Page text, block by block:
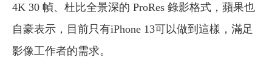
4K 30 幀、杜比全景深的 ProRes 錄影格式，蘋果也
自豪表示，目前只有iPhone 13可以做到這樣，滿足
影像工作者的需求。